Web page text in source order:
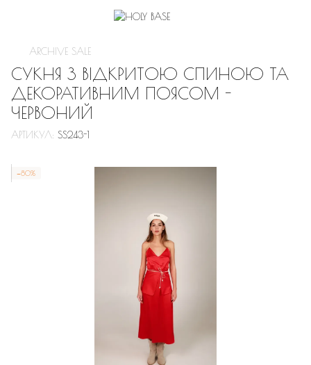
ARCHIVE SALE
СУКНЯ З ВІДКРИТОЮ СПИНОЮ ТА
ДЕКОРАТИВНИМ ПОЯСОМ -
ЧЕРВОНИЙ
АРТИКУЛ: SS243-1
−80%